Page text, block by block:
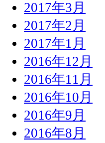
2017年3月
2017年2月
2017年1月
2016年12月
2016年11月
2016年10月
2016年9月
2016年8月